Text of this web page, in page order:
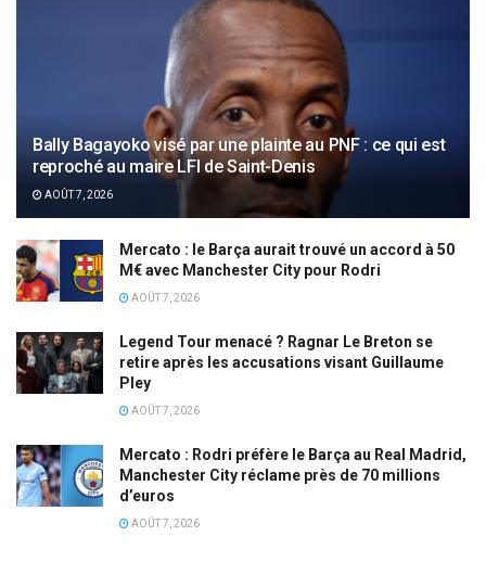
Bally Bagayoko visé par une plainte au PNF : ce qui est
reproché au maire LFI de Saint-Denis
AOÛT 7, 2026
Mercato : le Barça aurait trouvé un accord à 50
M€ avec Manchester City pour Rodri
AOÛT 7, 2026
Legend Tour menacé ? Ragnar Le Breton se
retire après les accusations visant Guillaume
Pley
AOÛT 7, 2026
Mercato : Rodri préfère le Barça au Real Madrid,
Manchester City réclame près de 70 millions
d’euros
AOÛT 7, 2026